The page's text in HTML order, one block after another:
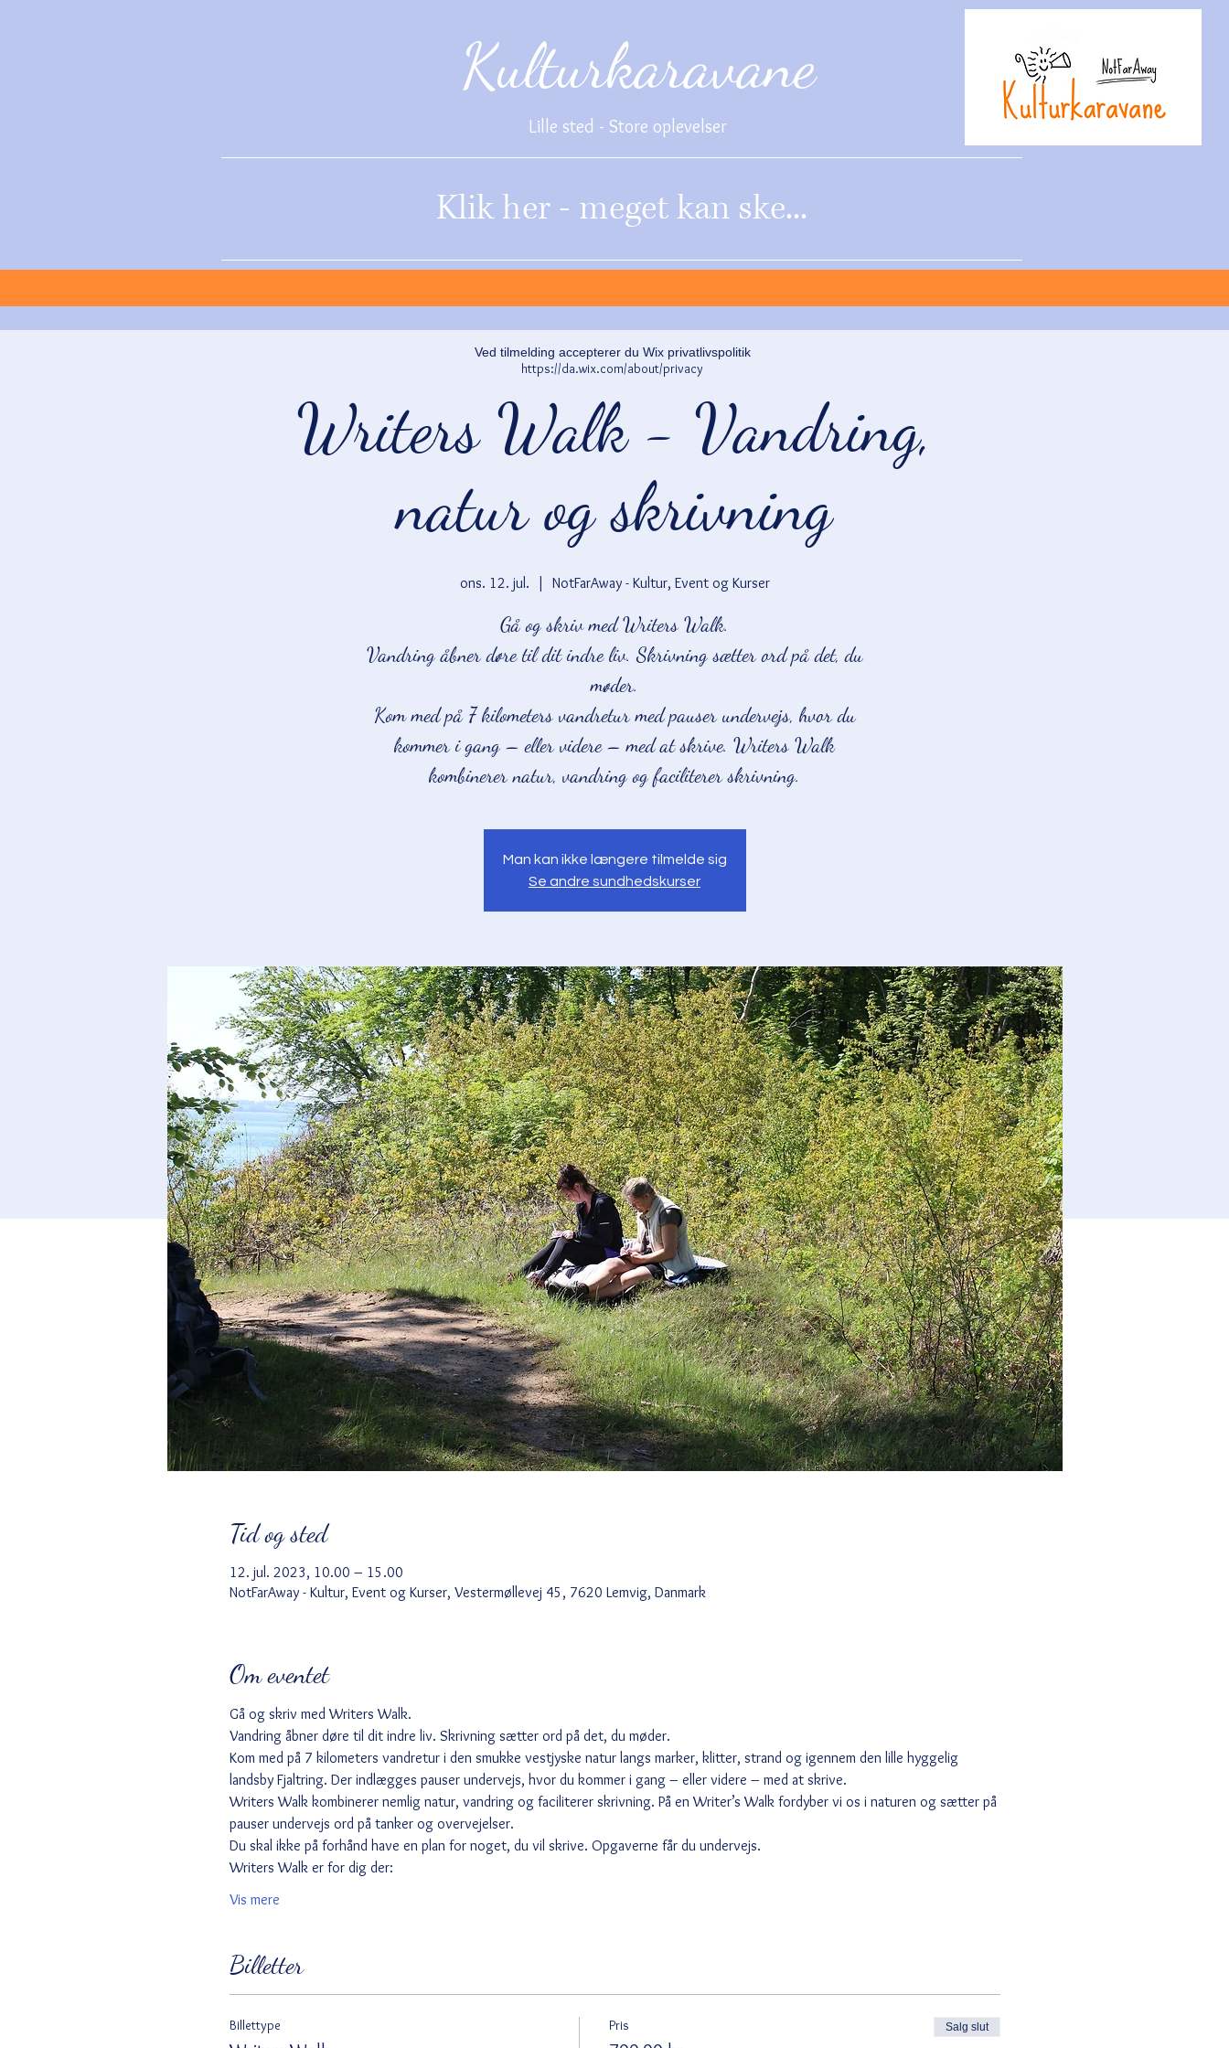
Kulturkaravane
Lille sted - Store oplevelser
Klik her - meget kan ske...
Writers Walk - Vandring,
natur og skrivning
ons. 12. jul.
  |
NotFarAway - Kultur, Event og Kurser
Gå og skriv med Writers Walk.
Vandring åbner døre til dit indre liv. Skrivning sætter ord på det, du
møder.
Kom med på 7 kilometers vandretur med pauser undervejs, hvor du
kommer i gang – eller videre – med at skrive. Writers Walk
kombinerer natur, vandring og faciliterer skrivning.
Man kan ikke længere tilmelde sig
Se andre sundhedskurser
Tid og sted
12. jul. 2023, 10.00 – 15.00
NotFarAway - Kultur, Event og Kurser, Vestermøllevej 45, 7620 Lemvig, Danmark
Om eventet
Gå og skriv med Writers Walk.
Vandring åbner døre til dit indre liv. Skrivning sætter ord på det, du møder.
Kom med på 7 kilometers vandretur i den smukke vestjyske natur langs marker, klitter, strand og igennem den lille hyggelig
landsby Fjaltring. Der indlægges pauser undervejs, hvor du kommer i gang – eller videre – med at skrive.
Writers Walk kombinerer nemlig natur, vandring og faciliterer skrivning. På en Writer’s Walk fordyber vi os i naturen og sætter på
pauser undervejs ord på tanker og overvejelser.
Du skal ikke på forhånd have en plan for noget, du vil skrive. Opgaverne får du undervejs.
Writers Walk er for dig der:
Vis mere
Billetter
Billettype Pris Salg slut
Ved tilmelding accepterer du Wix privatlivspolitik
https://da.wix.com/about/privacy